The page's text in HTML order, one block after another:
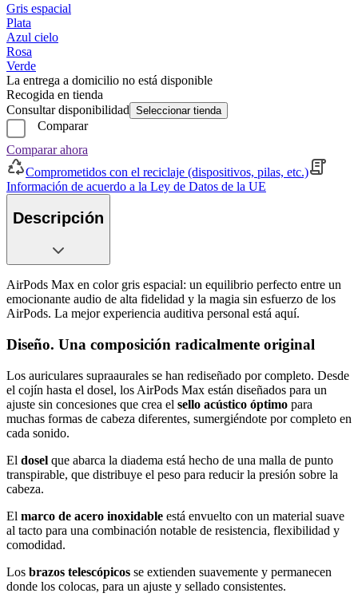
Gris espacial
Plata
Azul cielo
Rosa
Verde
La entrega a domicilio no está disponible
Recogida en tienda
Consultar disponibilidad Seleccionar tienda
Comparar
Comparar ahora
Comprometidos con el reciclaje (dispositivos, pilas, etc.)
Información de acuerdo a la Ley de Datos de la UE
Descripción
AirPods Max en color gris espacial: un equilibrio perfecto entre un
emocionante audio de alta fidelidad y la magia sin esfuerzo de los
AirPods. La mejor experiencia auditiva personal está aquí.
Diseño. Una composición radicalmente original
Los auriculares supraaurales se han rediseñado por completo. Desde
el cojín hasta el dosel, los AirPods Max están diseñados para un
ajuste sin concesiones que crea el sello acústico óptimo para
muchas formas de cabeza diferentes, sumergiéndote por completo en
cada sonido.
El dosel que abarca la diadema está hecho de una malla de punto
transpirable, que distribuye el peso para reducir la presión sobre la
cabeza.
El marco de acero inoxidable está envuelto con un material suave
al tacto para una combinación notable de resistencia, flexibilidad y
comodidad.
Los brazos telescópicos se extienden suavemente y permanecen
donde los colocas, para un ajuste y sellado consistentes.